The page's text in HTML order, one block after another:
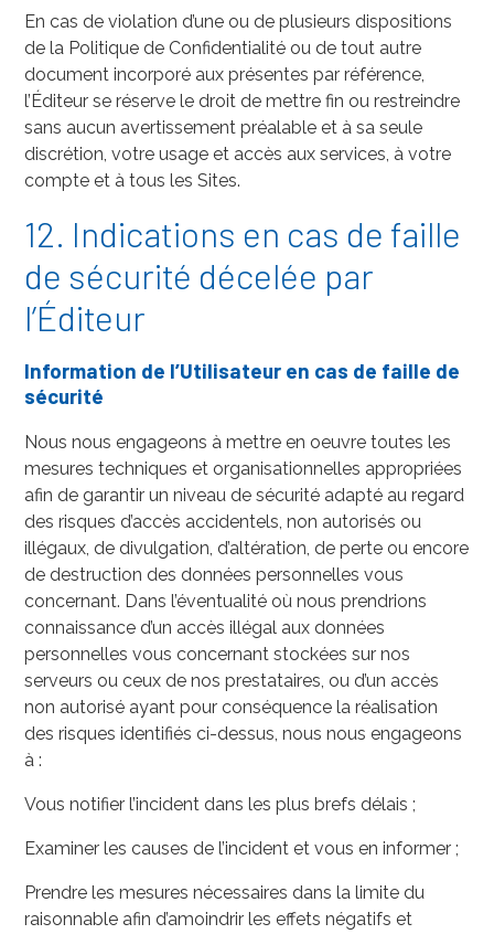
En cas de violation d’une ou de plusieurs dispositions
de la Politique de Confidentialité ou de tout autre
document incorporé aux présentes par référence,
l’Éditeur se réserve le droit de mettre fin ou restreindre
sans aucun avertissement préalable et à sa seule
discrétion, votre usage et accès aux services, à votre
compte et à tous les Sites.
12. Indications en cas de faille
de sécurité décelée par
l’Éditeur
Information de l’Utilisateur en cas de faille de
sécurité
Nous nous engageons à mettre en oeuvre toutes les
mesures techniques et organisationnelles appropriées
afin de garantir un niveau de sécurité adapté au regard
des risques d’accès accidentels, non autorisés ou
illégaux, de divulgation, d’altération, de perte ou encore
de destruction des données personnelles vous
concernant. Dans l’éventualité où nous prendrions
connaissance d’un accès illégal aux données
personnelles vous concernant stockées sur nos
serveurs ou ceux de nos prestataires, ou d’un accès
non autorisé ayant pour conséquence la réalisation
des risques identifiés ci-dessus, nous nous engageons
à :
Vous notifier l’incident dans les plus brefs délais ;
Examiner les causes de l’incident et vous en informer ;
Prendre les mesures nécessaires dans la limite du
raisonnable afin d’amoindrir les effets négatifs et